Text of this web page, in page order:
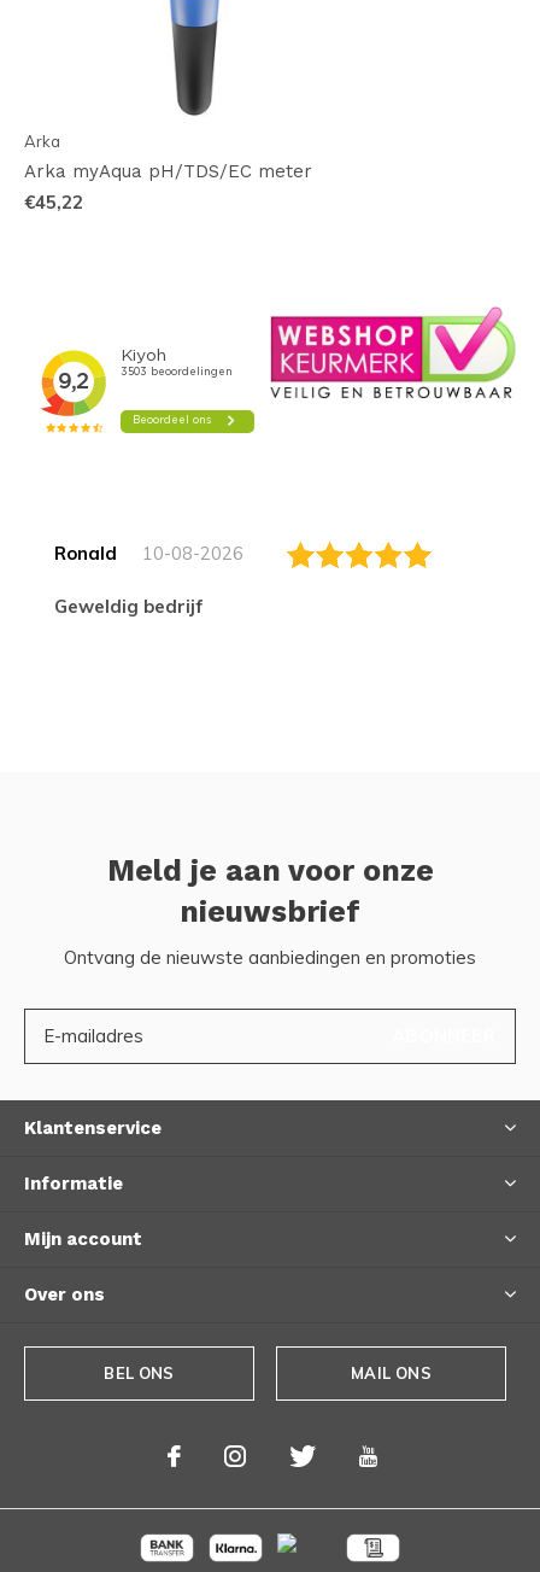
Arka
Arka myAqua pH/TDS/EC meter
€45,22
Ronald 10-08-2026
Geweldig bedrijf
Meld je aan voor onze
nieuwsbrief
Ontvang de nieuwste aanbiedingen en promoties
Klantenservice
Informatie
Mijn account
Over ons
BEL ONS MAIL ONS